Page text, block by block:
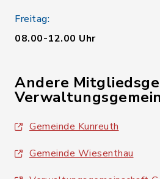
Freitag:
08.00-12.00 Uhr
Andere
Gemeinde Kunreuth
Gemeinde Wiesenthau